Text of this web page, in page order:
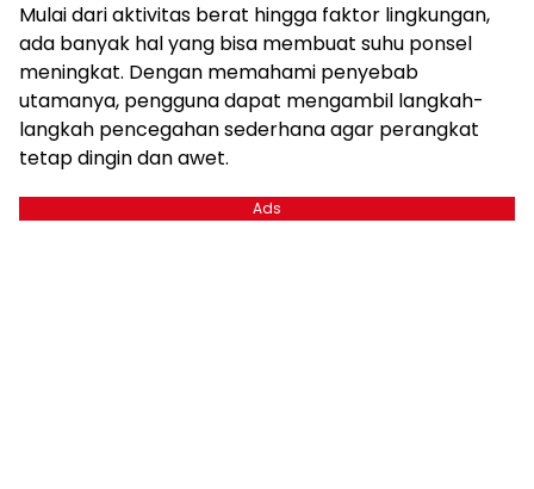
Mulai dari aktivitas berat hingga faktor lingkungan,
ada banyak hal yang bisa membuat suhu ponsel
meningkat. Dengan memahami penyebab
utamanya, pengguna dapat mengambil langkah-
langkah pencegahan sederhana agar perangkat
tetap dingin dan awet.
Ads